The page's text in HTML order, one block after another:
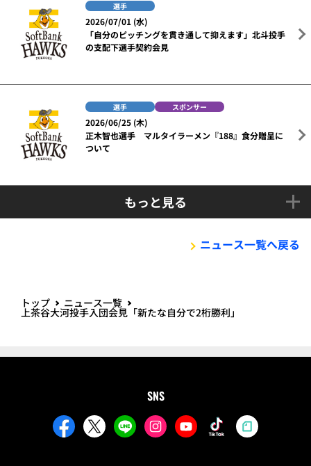
選手
2026/07/01 (水)
「自分のピッチングを貫き通して抑えます」北斗投手
の支配下選手契約会見
選手 スポンサー
2026/06/25 (木)
正木智也選手 マルタイラーメン『188』食分贈呈に
ついて
もっと見る
ニュース一覧へ戻る
トップ ニュース一覧
上茶谷大河投手入団会見「新たな自分で2桁勝利」
SNS